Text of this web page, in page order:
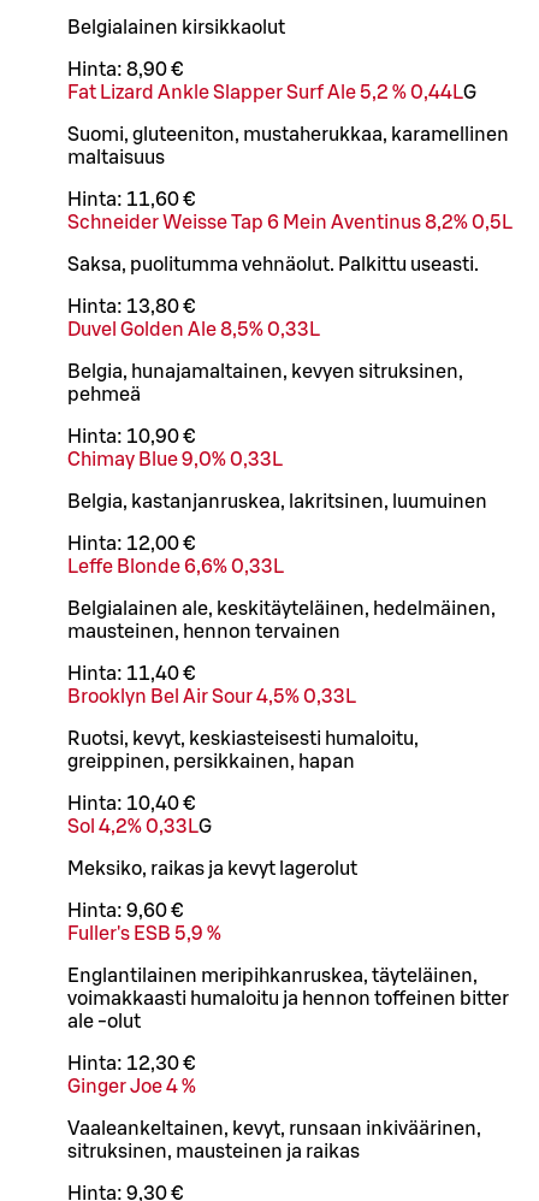
Belgialainen kirsikkaolut
Hinta: 8,90 €
Fat Lizard Ankle Slapper Surf Ale 5,2 % 0,44LG
Suomi, gluteeniton, mustaherukkaa, karamellinen
maltaisuus
Hinta: 11,60 €
Schneider Weisse Tap 6 Mein Aventinus 8,2% 0,5L
Saksa, puolitumma vehnäolut. Palkittu useasti.
Hinta: 13,80 €
Duvel Golden Ale 8,5% 0,33L
Belgia, hunajamaltainen, kevyen sitruksinen,
pehmeä
Hinta: 10,90 €
Chimay Blue 9,0% 0,33L
Belgia, kastanjanruskea, lakritsinen, luumuinen
Hinta: 12,00 €
Leffe Blonde 6,6% 0,33L
Belgialainen ale, keskitäyteläinen, hedelmäinen,
mausteinen, hennon tervainen
Hinta: 11,40 €
Brooklyn Bel Air Sour 4,5% 0,33L
Ruotsi, kevyt, keskiasteisesti humaloitu,
greippinen, persikkainen, hapan
Hinta: 10,40 €
Sol 4,2% 0,33LG
Meksiko, raikas ja kevyt lagerolut
Hinta: 9,60 €
Fuller's ESB 5,9 %
Englantilainen meripihkanruskea, täyteläinen,
voimakkaasti humaloitu ja hennon toffeinen bitter
ale -olut
Hinta: 12,30 €
Ginger Joe 4 %
Vaaleankeltainen, kevyt, runsaan inkiväärinen,
sitruksinen, mausteinen ja raikas
Hinta: 9,30 €